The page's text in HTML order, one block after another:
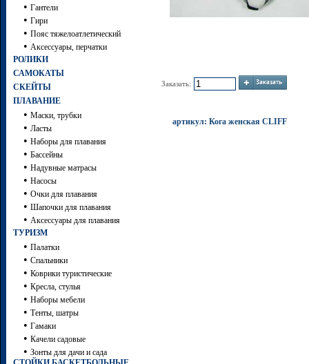
• Гантели
• Гири
• Пояс тяжелоатлетический
• Аксессуары, перчатки
РОЛИКИ
САМОКАТЫ
СКЕЙТЫ
ПЛАВАНИЕ
• Маски, трубки
• Ласты
• Наборы для плавания
• Бассейны
• Надувные матрасы
• Насосы
• Очки для плавания
• Шапочки для плавания
• Аксессуары для плавания
ТУРИЗМ
• Палатки
• Спальники
• Коврики туристические
• Кресла, стулья
• Наборы мебели
• Тенты, шатры
• Гамаки
• Качели садовые
• Зонты для дачи и сада
Заказать:
артикул: Кога женская CLIFF